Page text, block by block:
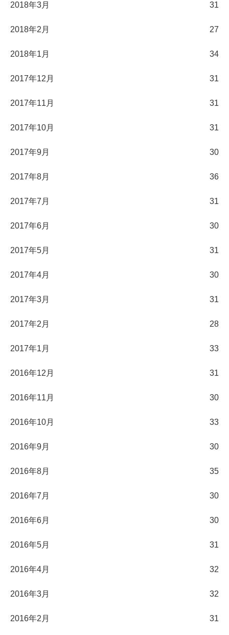
2018年3月 31
2018年2月 27
2018年1月 34
2017年12月 31
2017年11月 31
2017年10月 31
2017年9月 30
2017年8月 36
2017年7月 31
2017年6月 30
2017年5月 31
2017年4月 30
2017年3月 31
2017年2月 28
2017年1月 33
2016年12月 31
2016年11月 30
2016年10月 33
2016年9月 30
2016年8月 35
2016年7月 30
2016年6月 30
2016年5月 31
2016年4月 32
2016年3月 32
2016年2月 31